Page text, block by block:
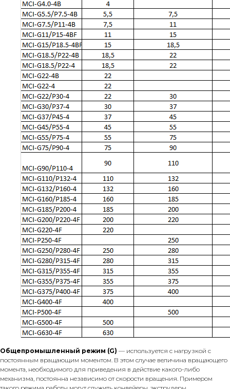
Общепромышленный режим (G) — используется с нагрузкой с
постоянным вращающим моментом. В этом случае величина вращающего
момента, необходимого для приведения в действие какого-либо
механизма, постоянна независимо от скорости вращения. Примером